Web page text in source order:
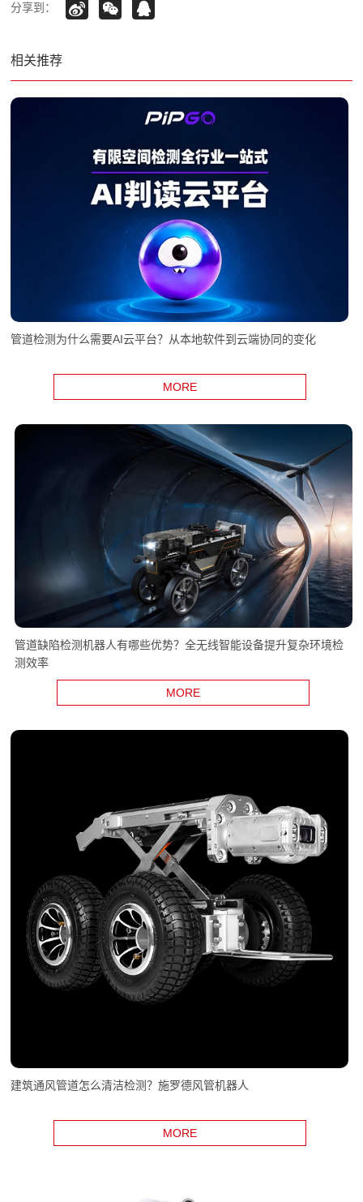
分享到：
相关推荐
管道检测为什么需要AI云平台？从本地软件到云端协同的变化
MORE
管道缺陷检测机器人有哪些优势？全无线智能设备提升复杂环境检
测效率
MORE
建筑通风管道怎么清洁检测？施罗德风管机器人
MORE